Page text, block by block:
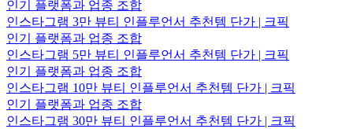
인기 플랫폼과 업종 조합
인스타그램 3만 뷰티 인플루언서 추천템 단가 | 크픽
인기 플랫폼과 업종 조합
인스타그램 5만 뷰티 인플루언서 추천템 단가 | 크픽
인기 플랫폼과 업종 조합
인스타그램 10만 뷰티 인플루언서 추천템 단가 | 크픽
인기 플랫폼과 업종 조합
인스타그램 30만 뷰티 인플루언서 추천템 단가 | 크픽